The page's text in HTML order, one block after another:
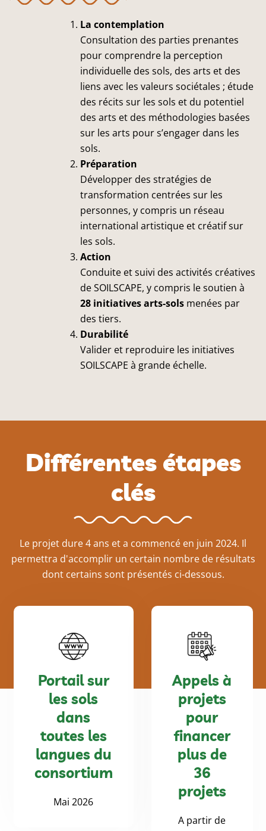
La contemplation
Consultation des parties prenantes
pour comprendre la perception
individuelle des sols, des arts et des
liens avec les valeurs sociétales ; étude
des récits sur les sols et du potentiel
des arts et des méthodologies basées
sur les arts pour s’engager dans les
sols.
Préparation
Développer des stratégies de
transformation centrées sur les
personnes, y compris un réseau
international artistique et créatif sur
les sols.
Action
Conduite et suivi des activités créatives
de SOILSCAPE, y compris le soutien à
28 initiatives arts-sols menées par
des tiers.
Durabilité
Valider et reproduire les initiatives
SOILSCAPE à grande échelle.
Différentes étapes
clés
Le projet dure 4 ans et a commencé en juin 2024. Il
permettra d'accomplir un certain nombre de résultats
dont certains sont présentés ci-dessous.
Portail sur
les sols
dans
toutes les
langues du
consortium
Mai 2026
Appels à
projets
pour
financer
plus de
36
projets
A partir de